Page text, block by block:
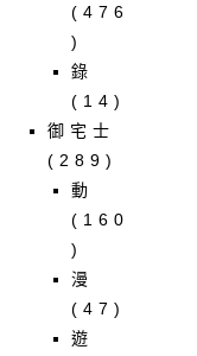
(476
)
錄
(14)
御宅士
(289)
動
(160
)
漫
(47)
遊